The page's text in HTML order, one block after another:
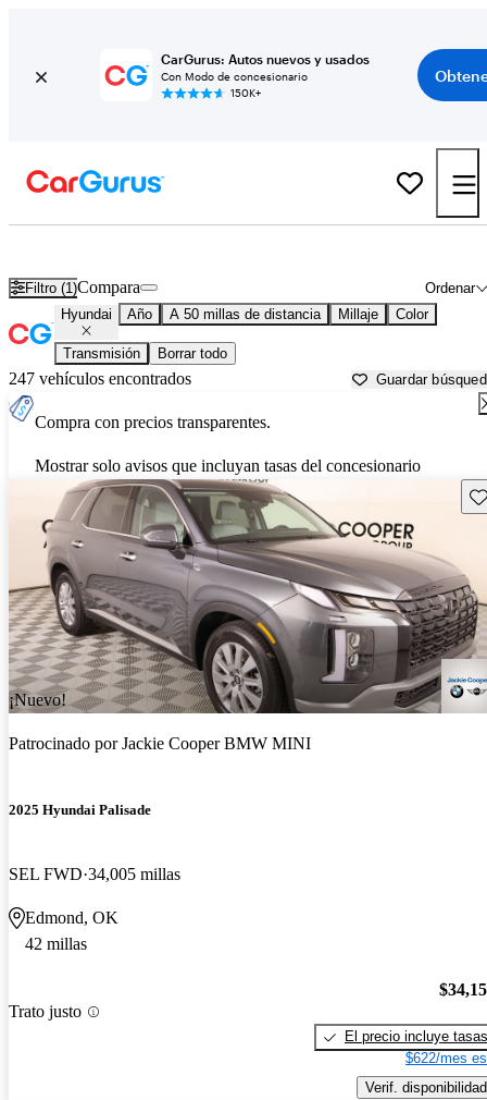
CarGurus: Autos nuevos y usados
Con Modo de concesionario
150K+
Filtro (1) Ordenar
Compara
Hyundai Año A 50 millas de distancia Millaje Color
Transmisión Borrar todo
247 vehículos encontrados Guardar
Compra con precios transparentes.
Mostrar solo avisos que incluyan tasas del concesionario
¡Nuevo!
Patrocinado porJackie Cooper BMW MINI
2025 Hyundai Palisade
SEL FWD 34,005 millas
Edmond, OK
42 millas
Trato justo
El precio incluye tasas
$622/mes
Verif. disponibilidad